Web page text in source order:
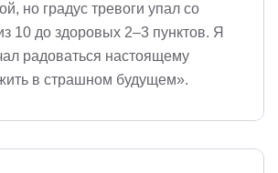
но градус тревоги упал со
10 до здоровых 2–3 пунктов. Я
радоваться настоящему
в страшном будущем».